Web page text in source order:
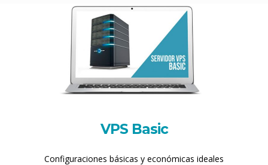
VPS Basic
Configuraciones básicas y económicas ideales